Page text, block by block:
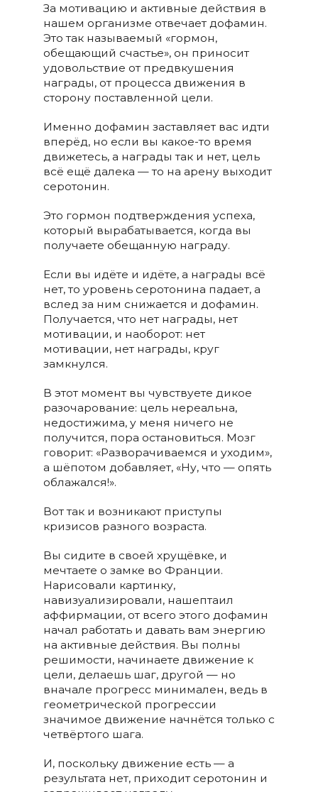
За мотивацию и активные действия в
нашем организме отвечает дофамин.
Это так называемый «гормон,
обещающий счастье», он приносит
удовольствие от предвкушения
награды, от процесса движения в
сторону поставленной цели.
Именно дофамин заставляет вас идти
вперёд, но если вы какое-то время
движетесь, а награды так и нет, цель
всё ещё далека — то на арену выходит
серотонин.
Это гормон подтверждения успеха,
который вырабатывается, когда вы
получаете обещанную награду.
Если вы идёте и идёте, а награды всё
нет, то уровень серотонина падает, а
вслед за ним снижается и дофамин.
Получается, что нет награды, нет
мотивации, и наоборот: нет
мотивации, нет награды, круг
замкнулся.
В этот момент вы чувствуете дикое
разочарование: цель нереальна,
недостижима, у меня ничего не
получится, пора остановиться. Мозг
говорит: «Разворачиваемся и уходим»,
а шёпотом добавляет, «Ну, что — опять
облажался!».
Вот так и возникают приступы
кризисов разного возраста.
Вы сидите в своей хрущёвке, и
мечтаете о замке во Франции.
Нарисовали картинку,
навизуализировали, нашептаил
аффирмации, от всего этого дофамин
начал работать и давать вам энергию
на активные действия. Вы полны
решимости, начинаете движение к
цели, делаешь шаг, другой — но
вначале прогресс минимален, ведь в
геометрической прогрессии
значимое движение начнётся только с
четвёртого шага.
И, поскольку движение есть — а
результата нет, приходит серотонин и